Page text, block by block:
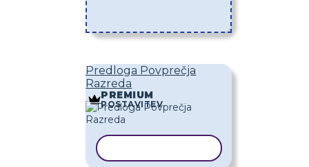
Predloga Povprečja
Razreda
PREMIUM
POSTAVITEV